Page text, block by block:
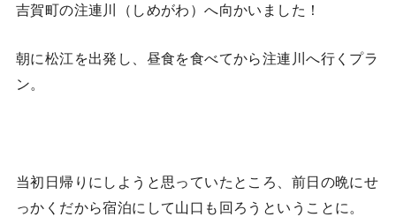
吉賀町の注連川（しめがわ）へ向かいました！
朝に松江を出発し、昼食を食べてから注連川へ行くプラ
ン。
当初日帰りにしようと思っていたところ、前日の晩にせ
っかくだから宿泊にして山口も回ろうということに。